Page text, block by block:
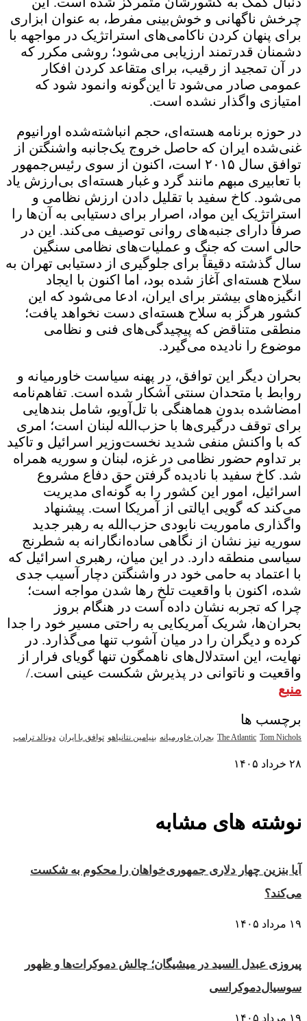
چرخش ناگهانی و خوش‌بینی مفرط، به عنوان ابزاری
برای پنهان کردن ناکامی‌های استراتژیک در مواجهه با
دشمنان قدرتمند ارزیابی می‌شود؛ روشی مکرر که
در آن تمجید از رقیب، برای متقاعد کردن افکار
عمومی صادر می‌شود تا این‌گونه وانمود شود که
امتیازی واگذار نشده است.
در حوزه برنامه هسته‌ای، حجم انباشته‌شده اورانیوم
غنی‌شده ایران که حاصل خروج یک‌جانبه واشنگتن از
توافق سال ۲۰۱۵ است، اکنون از سوی رئیس‌جمهور
با تعابیری مبهم مانند گرد و غبار هسته‌ای بی‌ارزش یاد
می‌شود. کاخ سفید با تقلیل دادن ارزش نظامی و
استراتژیک این مواد، اصرار برای دستیابی به آن‌ها را
صرفاً دارای جنبه‌های روانی توصیف می‌کند. این در
حالی است که جنگ و عملیات‌های نظامی سنگین
سال گذشته دقیقاً برای جلوگیری از دستیابی تهران به
سلاح هسته‌ای آغاز شده بود، اما اکنون با ایجاد
انگیزه‌های بیشتر برای ایران، ادعا می‌شود که این
کشور هرگز به سلاح هسته‌ای دست نخواهد یافت؛
منطقی متناقض که پیچیدگی‌های فنی و نظامی
موضوع را نادیده می‌گیرد.
بحران دیگر این توافق، در پهنه سیاست خاورمیانه و
روابط با متحدان سنتی آشکار شده است. تفاهم‌نامه
امضاشده بدون هماهنگی با تل‌آویو، شامل بندهایی
برای توقف درگیری‌ها با حزب‌الله لبنان است؛ امری
که با واکنش منفی شدید نخست‌وزیر اسرائیل و تاکید
بر تداوم حضور نظامی در غزه، لبنان و سوریه همراه
شد. کاخ سفید با نادیده گرفتن حق دفاع مشروع
اسرائیل، امور این کشور را به گونه‌ای مدیریت
می‌کند که گویی ایالتی از آمریکا است. پیشنهاد
واگذاری ماموریت نابودی حزب‌الله به رهبر جدید
سوریه نیز نشان از نگاهی ساده‌انگارانه به شطرنج
سیاسی منطقه دارد. در این میان، رهبری اسرائیل که
با اعتماد به حامی خود در واشنگتن دچار آسیب جدی
شده، اکنون با واقعیت تلخِ رها شدن مواجه است؛
چرا که تجربه نشان داده است در هنگام بروز
بحران‌ها، شریک آمریکایی به راحتی مسیر خود را جدا
کرده و دیگران را در میان آشوب تنها می‌گذارد. در
نهایت، این استدلال‌های ناهمگون تنها گویای فرار از
واقعیت و ناتوانی در پذیرش شکست عینی است./
منبع
برچسب ها
The Atlantic Tom Nichols بحران خاورمیانه بنیامین نتانیاهو توافق با ایران دونالد ترامپ
۲۸ خرداد ۱۴۰۵
نوشته های مشابه
آیا بنزین چهار دلاری جمهوری‌خواهان را محکوم به شکست
می‌کند؟
۱۹ مرداد ۱۴۰۵
پیروزی عبدل السید در میشیگان؛ چالش دموکرات‌ها و ظهور
سوسیال‌دموکراسی
۱۹ مرداد ۱۴۰۵